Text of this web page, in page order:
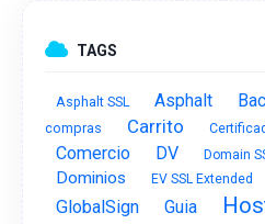
TAGS
Asphalt SSL Asphalt
compras
Carrito
Comercio DV Domain
Dominios EV SSL Extended
GlobalSign Guia